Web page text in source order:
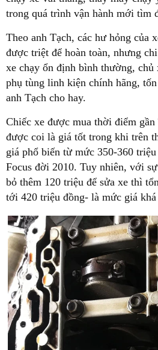
trong quá trình vận hành mới tìm
Theo anh Tạch, các hư hỏng của
được triệt để hoàn toàn, nhưng
xe chạy ổn định bình thường, chủ
phụ tùng linh kiện chính hãng,
anh Tạch cho hay.
Chiếc xe được mua thời điểm
được coi là giá tốt trong khi trên
giá phổ biến từ mức 350-360
Focus đời 2010. Tuy nhiên, với
bỏ thêm 120 triệu để sửa xe thì
tới 420 triệu đồng- là mức giá khá